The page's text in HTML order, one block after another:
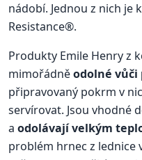
nádobí. Jednou z nich je
Resistance®.
Produkty Emile Henry z
mimořádněodolné vůči
připravovaný pokrm v
servírovat. Jsou vhodné
a odolávají velkým
problém hrnec z lednice